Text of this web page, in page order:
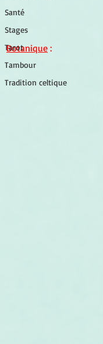
Santé
Stages
Tarot
Tambour
Tradition celtique
Botanique :